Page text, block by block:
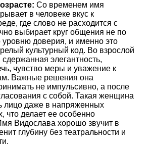
Со временем имя
в человеке вкус к
где слово не расходится с
выбирает круг общения не по
уровню доверия, и именно это
культурный код. Во взрослой
элегантность,
чувство меры и уважение к
Важные решения она
не импульсивно, а после
с собой. Такая женщина
лицо даже в напряженных
что делает ее особенно
Видослава хорошо звучит в
глубину без театральности и